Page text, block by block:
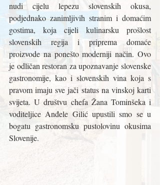
nudi cijelu lepezu slovenskih okusa,
podjednako zanimljivih stranim i domaćim
gostima, koja cijeli kulinarsku prošlost
slovenskih regija i priprema domaće
proizvode na ponešto moderniji način. Ovo
je odličan restoran za upoznavanje slovenske
gastronomije, kao i slovenskih vina koja s
pravom imaju sve jači status na vinskoj karti
svijeta. U društvu chefa Žana Tominšeka i
voditeljice Anđele Gilić upustili smo se u
bogatu gastronomsku pustolovinu okusima
Slovenije.